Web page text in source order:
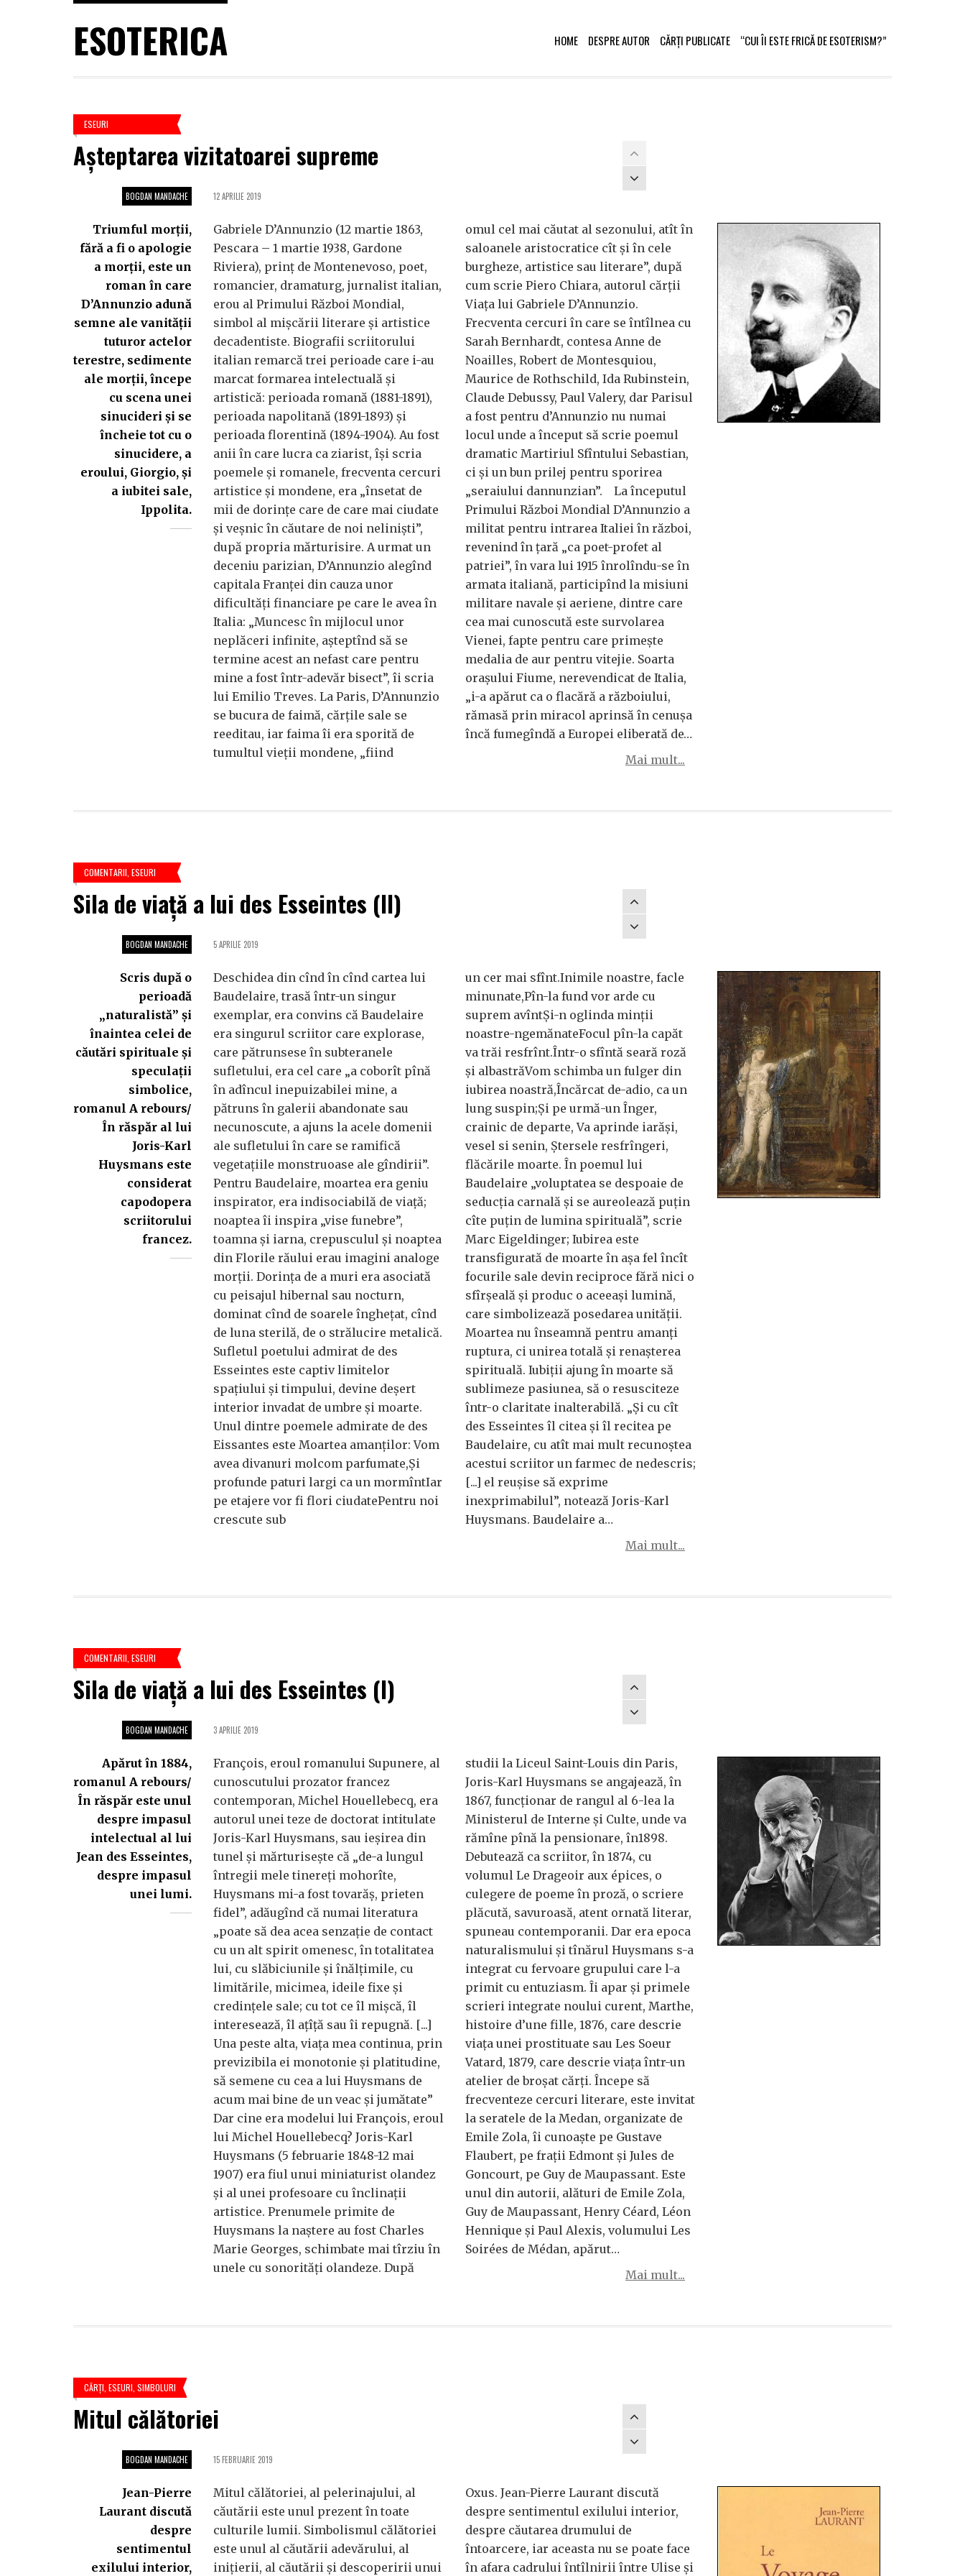
ESOTERICA HOME DESPRE AUTOR CĂRȚI PUBLICATE “CUI ÎI ESTE FRICĂ DE ESOTERISM?”
ESEURI
Așteptarea vizitatoarei supreme
BOGDAN MANDACHE
Triumful morții,
fără a fi o apologie
a morții, este un
roman în care
D’Annunzio adună
semne ale vanității
tuturor actelor
terestre, sedimente
ale morții, începe
cu scena unei
sinucideri și se
încheie tot cu o
sinucidere, a
eroului, Giorgio, și
a iubitei sale,
Ippolita.
12 APRILIE 2019
Gabriele D’Annunzio (12 martie 1863,
Pescara – 1 martie 1938, Gardone
Riviera), prinț de Montenevoso, poet,
romancier, dramaturg, jurnalist italian,
erou al Primului Război Mondial,
simbol al mișcării literare și artistice
decadentiste. Biografii scriitorului
italian remarcă trei perioade care i-au
marcat formarea intelectuală și
artistică: perioada romană (1881-1891),
perioada napolitană (1891-1893) și
perioada florentină (1894-1904). Au fost
anii în care lucra ca ziarist, își scria
poemele și romanele, frecventa cercuri
artistice și mondene, era „însetat de
mii de dorințe care de care mai ciudate
și veșnic în căutare de noi neliniști”,
după propria mărturisire. A urmat un
deceniu parizian, D’Annunzio alegînd
capitala Franței din cauza unor
dificultăți financiare pe care le avea în
Italia: „Muncesc în mijlocul unor
neplăceri infinite, așteptînd să se
termine acest an nefast care pentru
mine a fost într-adevăr bisect”, îi scria
lui Emilio Treves. La Paris, D’Annunzio
se bucura de faimă, cărțile sale se
reeditau, iar faima îi era sporită de
tumultul vieții mondene, „fiind
omul cel mai căutat al sezonului, atît în
saloanele aristocratice cît și în cele
burgheze, artistice sau literare”, după
cum scrie Piero Chiara, autorul cărții
Viața lui Gabriele D’Annunzio.
Frecventa cercuri în care se întîlnea cu
Sarah Bernhardt, contesa Anne de
Noailles, Robert de Montesquiou,
Maurice de Rothschild, Ida Rubinstein,
Claude Debussy, Paul Valery, dar Parisul
a fost pentru d’Annunzio nu numai
locul unde a început să scrie poemul
dramatic Martiriul Sfîntului Sebastian,
ci și un bun prilej pentru sporirea
„seraiului dannunzian”. La începutul
Primului Război Mondial D’Annunzio a
militat pentru intrarea Italiei în război,
revenind în țară „ca poet-profet al
patriei”, în vara lui 1915 înrolîndu-se în
armata italiană, participînd la misiuni
militare navale și aeriene, dintre care
cea mai cunoscută este survolarea
Vienei, fapte pentru care primește
medalia de aur pentru vitejie. Soarta
orașului Fiume, nerevendicat de Italia,
„i-a apărut ca o flacără a războiului,
rămasă prin miracol aprinsă în cenușa
încă fumegîndă a Europei eliberată de…
Mai mult...
COMENTARII ESEURI
Sila de viață a lui des Esseintes (II)
BOGDAN MANDACHE
Scris după o
perioadă
„naturalistă” și
înaintea celei de
căutări spirituale și
speculații
simbolice,
romanul A rebours/
În răspăr al lui
Joris-Karl
Huysmans este
considerat
capodopera
scriitorului
francez.
5 APRILIE 2019
Deschidea din cînd în cînd cartea lui
Baudelaire, trasă într-un singur
exemplar, era convins că Baudelaire
era singurul scriitor care explorase,
care pătrunsese în subteranele
sufletului, era cel care „a coborît pînă
în adîncul inepuizabilei mine, a
pătruns în galerii abandonate sau
necunoscute, a ajuns la acele domenii
ale sufletului în care se ramifică
vegetațiile monstruoase ale gîndirii”.
Pentru Baudelaire, moartea era geniu
inspirator, era indisociabilă de viață;
noaptea îi inspira „vise funebre”,
toamna și iarna, crepusculul și noaptea
din Florile răului erau imagini analoge
morții. Dorința de a muri era asociată
cu peisajul hibernal sau nocturn,
dominat cînd de soarele înghețat, cînd
de luna sterilă, de o strălucire metalică.
Sufletul poetului admirat de des
Esseintes este captiv limitelor
spațiului și timpului, devine deșert
interior invadat de umbre și moarte.
Unul dintre poemele admirate de des
Eissantes este Moartea amanților: Vom
avea divanuri molcom parfumate,Și
profunde paturi largi ca un mormîntIar
pe etajere vor fi flori ciudatePentru noi
crescute sub
un cer mai sfînt.Inimile noastre, facle
minunate,Pîn-la fund vor arde cu
suprem avîntȘi-n oglinda minții
noastre-ngemănateFocul pîn-la capăt
va trăi resfrînt.Într-o sfîntă seară roză
și albastrăVom schimba un fulger din
iubirea noastră,Încărcat de-adio, ca un
lung suspin;Și pe urmă-un Înger,
crainic de departe, Va aprinde iarăși,
vesel si senin, Ștersele resfrîngeri,
flăcările moarte. În poemul lui
Baudelaire „voluptatea se despoaie de
seducția carnală și se aureolează puțin
cîte puțin de lumina spirituală”, scrie
Marc Eigeldinger; Iubirea este
transfigurată de moarte în așa fel încît
focurile sale devin reciproce fără nici o
sfîrșeală și produc o aceeași lumină,
care simbolizează posedarea unității.
Moartea nu înseamnă pentru amanți
ruptura, ci unirea totală și renașterea
spirituală. Iubiții ajung în moarte să
sublimeze pasiunea, să o resusciteze
într-o claritate inalterabilă. „Și cu cît
des Esseintes îl citea și îl recitea pe
Baudelaire, cu atît mai mult recunoștea
acestui scriitor un farmec de nedescris;
[...] el reușise să exprime
inexprimabilul”, notează Joris-Karl
Huysmans. Baudelaire a…
Mai mult...
COMENTARII ESEURI
Sila de viață a lui des Esseintes (I)
BOGDAN MANDACHE
Apărut în 1884,
romanul A rebours/
În răspăr este unul
despre impasul
intelectual al lui
Jean des Esseintes,
despre impasul
unei lumi.
3 APRILIE 2019
François, eroul romanului Supunere, al
cunoscutului prozator francez
contemporan, Michel Houellebecq, era
autorul unei teze de doctorat intitulate
Joris-Karl Huysmans, sau ieșirea din
tunel și mărturisește că „de-a lungul
întregii mele tinereți mohorîte,
Huysmans mi-a fost tovarăș, prieten
fidel”, adăugînd că numai literatura
„poate să dea acea senzație de contact
cu un alt spirit omenesc, în totalitatea
lui, cu slăbiciunile și înălțimile, cu
limitările, micimea, ideile fixe și
credințele sale; cu tot ce îl mișcă, îl
interesează, îl ațîță sau îi repugnă. [...]
Una peste alta, viața mea continua, prin
previzibila ei monotonie și platitudine,
să semene cu cea a lui Huysmans de
acum mai bine de un veac și jumătate”
Dar cine era modelui lui François, eroul
lui Michel Houellebecq? Joris-Karl
Huysmans (5 februarie 1848-12 mai
1907) era fiul unui miniaturist olandez
și al unei profesoare cu înclinații
artistice. Prenumele primite de
Huysmans la naștere au fost Charles
Marie Georges, schimbate mai tîrziu în
unele cu sonorități olandeze. După
studii la Liceul Saint-Louis din Paris,
Joris-Karl Huysmans se angajează, în
1867, funcționar de rangul al 6-lea la
Ministerul de Interne și Culte, unde va
rămîne pînă la pensionare, în1898.
Debutează ca scriitor, în 1874, cu
volumul Le Drageoir aux épices, o
culegere de poeme în proză, o scriere
plăcută, savuroasă, atent ornată literar,
spuneau contemporanii. Dar era epoca
naturalismului și tînărul Huysmans s-a
integrat cu fervoare grupului care l-a
primit cu entuziasm. Îi apar și primele
scrieri integrate noului curent, Marthe,
histoire d’une fille, 1876, care descrie
viața unei prostituate sau Les Soeur
Vatard, 1879, care descrie viața într-un
atelier de broșat cărți. Începe să
frecventeze cercuri literare, este invitat
la seratele de la Medan, organizate de
Emile Zola, îi cunoaște pe Gustave
Flaubert, pe frații Edmont și Jules de
Goncourt, pe Guy de Maupassant. Este
unul din autorii, alături de Emile Zola,
Guy de Maupassant, Henry Céard, Léon
Hennique și Paul Alexis, volumului Les
Soirées de Médan, apărut…
Mai mult...
CĂRŢI ESEURI SIMBOLURI
Mitul călătoriei
BOGDAN MANDACHE
Jean-Pierre
Laurant discută
despre
sentimentul
exilului interior,
15 FEBRUARIE 2019
Mitul călătoriei, al pelerinajului, al
căutării este unul prezent în toate
culturile lumii. Simbolismul călătoriei
este unul al căutării adevărului, al
inițierii, al căutării și descoperirii unui
Oxus. Jean-Pierre Laurant discută
despre sentimentul exilului interior,
despre căutarea drumului de
întoarcere, iar aceasta nu se poate face
în afara cadrului întîlnirii între Ulise și